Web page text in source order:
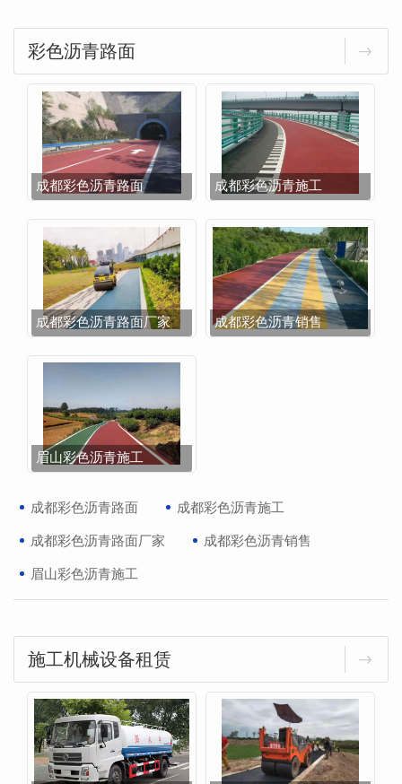
彩色沥青路面
成都彩色沥青路面 成都彩色沥青施工
成都彩色沥青路面厂家 成都彩色沥青销售
眉山彩色沥青施工
成都彩色沥青路面 成都彩色沥青施工
成都彩色沥青路面厂家 成都彩色沥青销售
眉山彩色沥青施工
施工机械设备租赁